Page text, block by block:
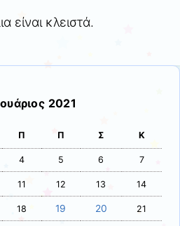
είναι κλειστά.
2021
Π Π Σ Κ
4 5 6 7
11 12 13 14
18 19 20 21